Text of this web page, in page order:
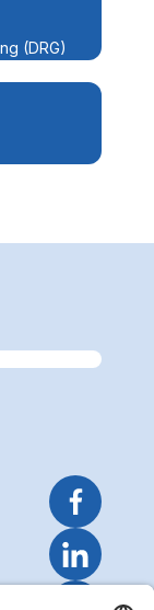
(DRG)